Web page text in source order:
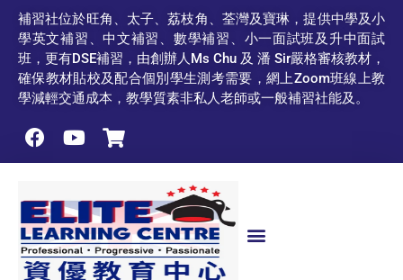
補習社位於旺角、太子、荔枝角、荃灣及寶琳，提供中學及小
學英文補習、中文補習、數學補習、小一面試班及升中面試
班，更有DSE補習，由創辦人Ms Chu 及 潘 Sir嚴格審核教材，
確保教材貼校及配合個別學生測考需要，網上Zoom班線上教
學減輕交通成本，教學質素非私人老師或一般補習社能及。